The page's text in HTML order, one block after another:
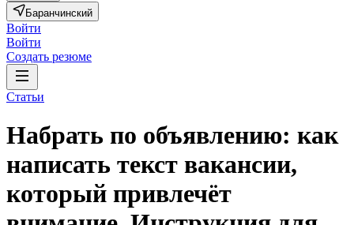
Баранчинский
Войти
Войти
Создать резюме
Статьи
Набрать по объявлению: как
написать текст вакансии,
который привлечёт